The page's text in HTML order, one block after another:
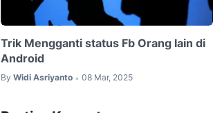
Trik Mengganti status Fb Orang lain di
Android
By Widi Asriyanto • 08 Mar, 2025